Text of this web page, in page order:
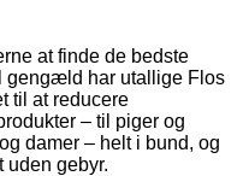
at finde de bedste
gengæld har utallige Flos
til at reducere
– til piger og
damer – helt i bund, og
uden gebyr.